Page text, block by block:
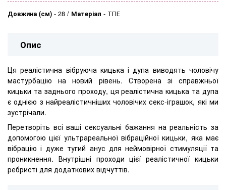
Довжина (см) - 28 Матеріал - ТПЕ
Опис
Ця реалістична вібруюча кицька і дупа виводять чоловічу
мастурбацію на новий рівень. Створена зі справжньої
кицьки та заднього проходу, ця реалістична кицька та дупа
є однією з найреалістичніших чоловічих секс-іграшок, які ми
зустрічали.
Перетворіть всі ваші сексуальні бажання на реальність за
допомогою цієї ультрареальної вібраційної кицьки, яка має
вібрацію і дуже тугий анус для неймовірної стимуляції та
проникнення. Внутрішні проходи цієї реалістичної кицьки
ребристі для додаткових відчуттів.